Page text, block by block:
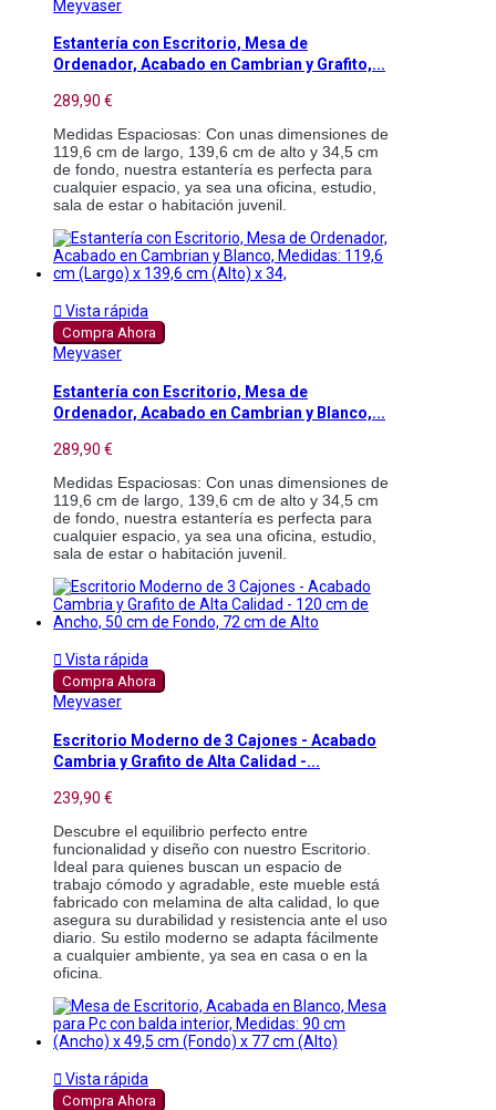
Meyvaser
Estantería con Escritorio, Mesa de
Ordenador, Acabado en Cambrian y Grafito,...
289,90 €
Medidas Espaciosas: Con unas dimensiones de
119,6 cm de largo, 139,6 cm de alto y 34,5 cm
de fondo, nuestra estantería es perfecta para
cualquier espacio, ya sea una oficina, estudio,
sala de estar o habitación juvenil.
 Vista rápida
Compra Ahora
Meyvaser
Estantería con Escritorio, Mesa de
Ordenador, Acabado en Cambrian y Blanco,...
289,90 €
Medidas Espaciosas: Con unas dimensiones de
119,6 cm de largo, 139,6 cm de alto y 34,5 cm
de fondo, nuestra estantería es perfecta para
cualquier espacio, ya sea una oficina, estudio,
sala de estar o habitación juvenil.
 Vista rápida
Compra Ahora
Meyvaser
Escritorio Moderno de 3 Cajones - Acabado
Cambria y Grafito de Alta Calidad -...
239,90 €
Descubre el equilibrio perfecto entre
funcionalidad y diseño con nuestro Escritorio.
Ideal para quienes buscan un espacio de
trabajo cómodo y agradable, este mueble está
fabricado con melamina de alta calidad, lo que
asegura su durabilidad y resistencia ante el uso
diario. Su estilo moderno se adapta fácilmente
a cualquier ambiente, ya sea en casa o en la
oficina.
 Vista rápida
Compra Ahora